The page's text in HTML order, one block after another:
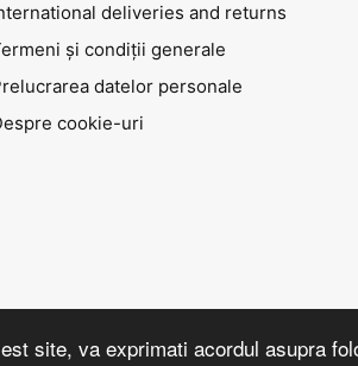
site, va exprimati acordul asupra
deliveries and returns
și condiții generale
datelor personale
cookie-uri